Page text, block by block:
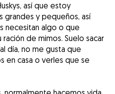
así que estoy
grandes y pequeños, así
necesitan algo o que
de mimos. Suelo sacar
día, no me gusta que
en casa o verles que se